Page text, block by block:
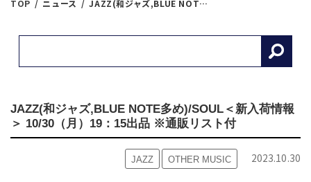
TOP ニュース JAZZ(和ジャズ,BLUE NOTE多め)/SOUL＜新入荷情報＞ 10/30（月）19：15出品 ※通販リスト付
JAZZ(和ジャズ,BLUE NOTE多め)/SOUL＜新入荷情報
＞ 10/30（月）19：15出品 ※通販リスト付
JAZZ OTHER MUSIC 2023.10.30